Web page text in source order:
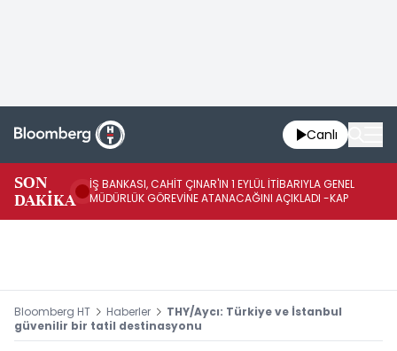
Canlı
SON
DAKİKA
İŞ BANKASI, CAHİT ÇINAR'IN 1 EYLÜL İTİBARIYLA GENEL
MÜDÜRLÜK GÖREVİNE ATANACAĞINI AÇIKLADI -KAP
Bloomberg HT Haberler
THY/Aycı: Türkiye ve İstanbul
güvenilir bir tatil destinasyonu